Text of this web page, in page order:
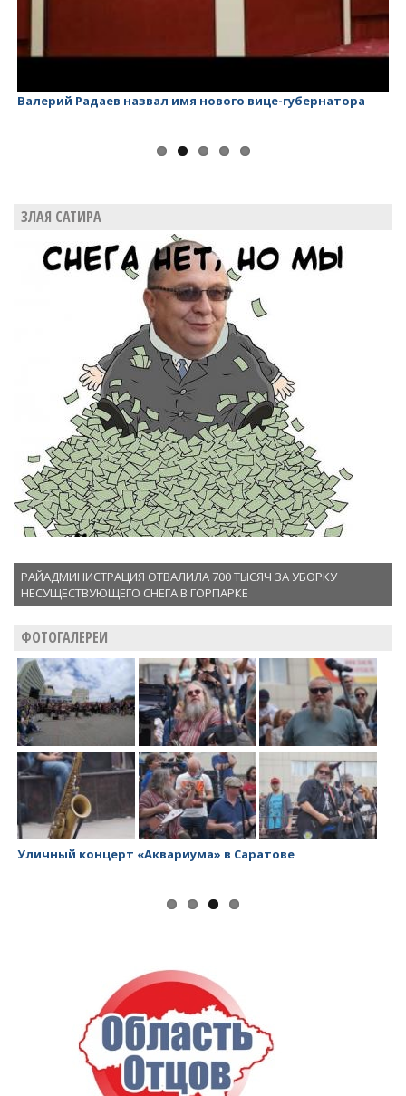
Валерий Радаев назвал имя нового вице-губернатора
ЗЛАЯ САТИРА
РАЙАДМИНИСТРАЦИЯ ОТВАЛИЛА 700 ТЫСЯЧ ЗА УБОРКУ
НЕСУЩЕСТВУЮЩЕГО СНЕГА В ГОРПАРКЕ
ФОТОГАЛЕРЕИ
Уличный концерт «Аквариума» в Саратове